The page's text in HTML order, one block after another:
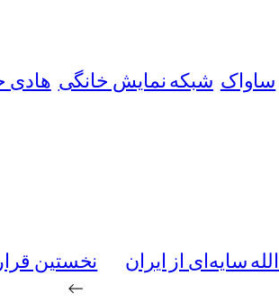
ساواک شبکه نمایش خانگی هادی
سایه‌ای از ایران
نخستین
→